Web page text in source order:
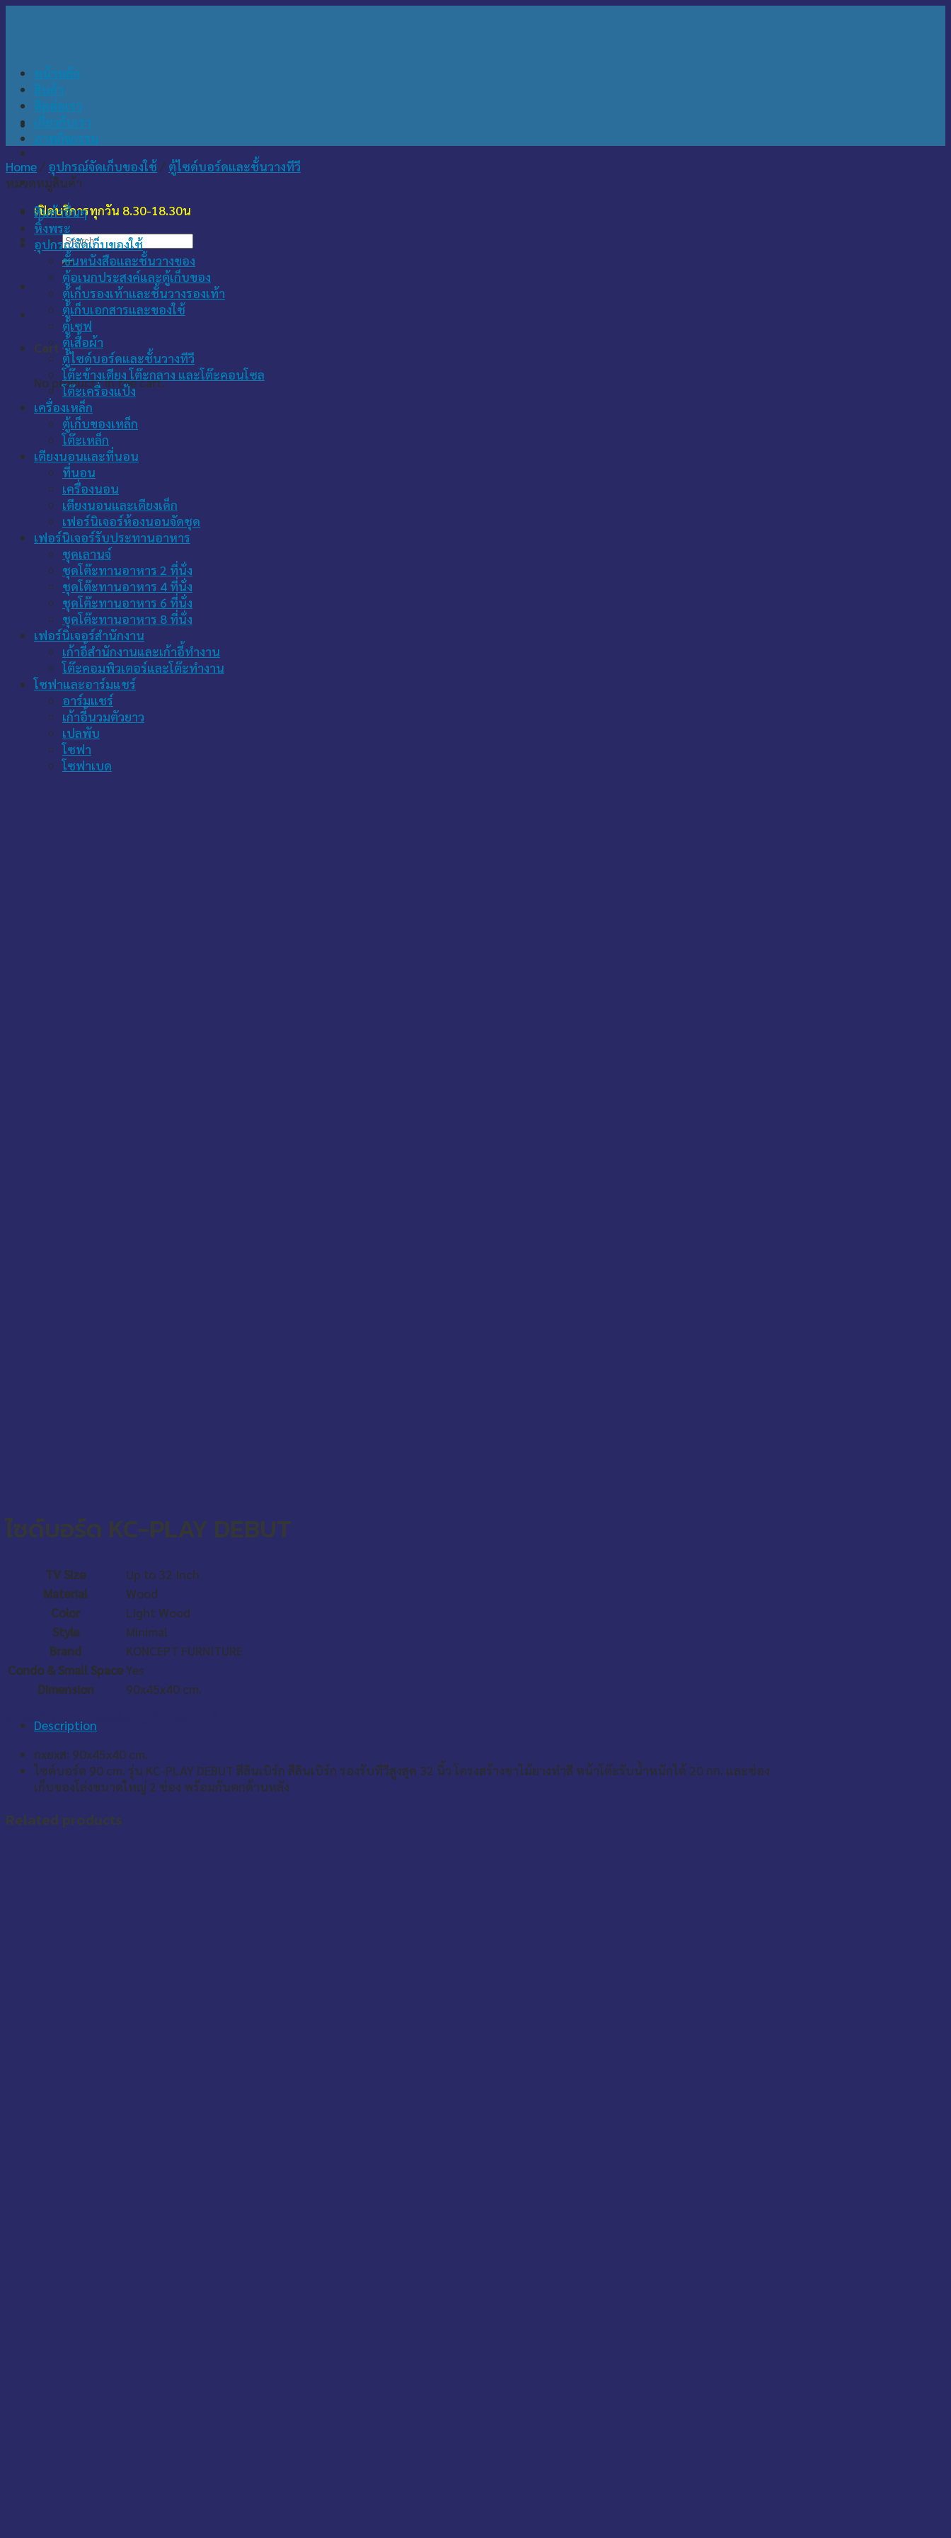
เปิดบริการทุกวัน 8.30-18.30น
Search
for:
Cart
No products in the cart.
หน้าหลัก
สินค้า
ติดต่อเรา
เกี่ยวกับเรา
ภาพกิจกรรม
Home/ อุปกรณ์จัดเก็บของใช้/ ตู้ไซด์บอร์ดและชั้นวางทีวี
หมวดหมู่สินค้า
สินค้าอื่นๆ
หิ้งพระ
อุปกรณ์จัดเก็บของใช้
ชั้นหนังสือและชั้นวางของ
ตู้อเนกประสงค์และตู้เก็บของ
ตู้เก็บรองเท้าและชั้นวางรองเท้า
ตู้เก็บเอกสารและของใช้
ตู้เซฟ
ตู้เสื้อผ้า
ตู้ไซด์บอร์ดและชั้นวางทีวี
โต๊ะข้างเตียง โต๊ะกลาง และโต๊ะคอนโซล
โต๊ะเครื่องแป้ง
เครื่องเหล็ก
ตู้เก็บของเหล็ก
โต๊ะเหล็ก
เตียงนอนและที่นอน
ที่นอน
เครื่องนอน
เตียงนอนและเตียงเด็ก
เฟอร์นิเจอร์ห้องนอนจัดชุด
เฟอร์นิเจอร์รับประทานอาหาร
ชุดเลานจ์
ชุดโต๊ะทานอาหาร 2 ที่นั่ง
ชุดโต๊ะทานอาหาร 4 ที่นั่ง
ชุดโต๊ะทานอาหาร 6 ที่นั่ง
ชุดโต๊ะทานอาหาร 8 ที่นั่ง
เฟอร์นิเจอร์สำนักงาน
เก้าอี้สำนักงานและเก้าอี้ทำงาน
โต๊ะคอมพิวเตอร์และโต๊ะทำงาน
โซฟาและอาร์มแชร์
อาร์มแชร์
เก้าอี้นวมตัวยาว
เปลพับ
โซฟา
โซฟาเบด
ไซด์บอร์ด KC-PLAY DEBUT
TV Size
Up to 32 Inch
Material
Wood
Color
Light Wood
Style
Minimal
Brand
KONCEPT FURNITURE
Condo & Small SpaceYes
Dimension
90x45x40 cm.
*ราคานี้เฉพาะเมื่อสั่งซื้อบนเว็บไซต์เท่านั้น
Description
กxยxส: 90x45x40 cm.
ไซด์บอร์ด 90 cm. รุ่น KC-PLAY DEBUT สีลินเบิร์ก สีลินเบิร์ก รองรับทีวีสูงสุด 32 นิ้ว โครงสร้างขาไม้ยางทำสี หน้าโต๊ะรับน้ำหนักได้ 20 กก. และช่อง
เก็บของโล่งขนาดใหญ่ 2 ช่อง พร้อมกันตกด้านหลัง
Related products